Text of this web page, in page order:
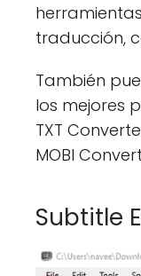
traducción,
También
los mejores
TXT
MOBI
Subtitle